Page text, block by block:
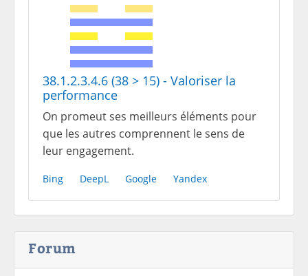
38.1.2.3.4.6 (38 > 15) - Valoriser la
performance
On promeut ses meilleurs éléments pour
que les autres comprennent le sens de
leur engagement.
Bing DeepL Google Yandex
Forum